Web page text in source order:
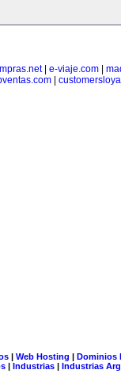
| e-viaje.com
|
| Web Hosting | Dominios
| Industrias | Industrias